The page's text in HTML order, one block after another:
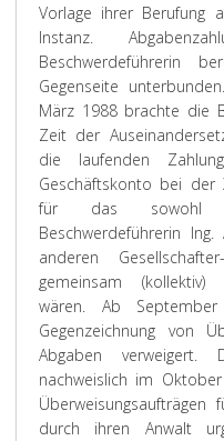
Vorlage ihrer Berufung
Instanz.
Beschwerdeführerin
Gegenseite
März 1988 brachte die
Zeit der
die laufenden
Geschäftskonto bei der
für das sowohl
Beschwerdeführerin
anderen
gemeinsam (kollektiv)
wären. Ab
Gegenzeichnung von
Abgaben verweigert.
nachweislich im
Überweisungsaufträgen
durch ihren Anwalt